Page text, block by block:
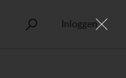
Inloggen